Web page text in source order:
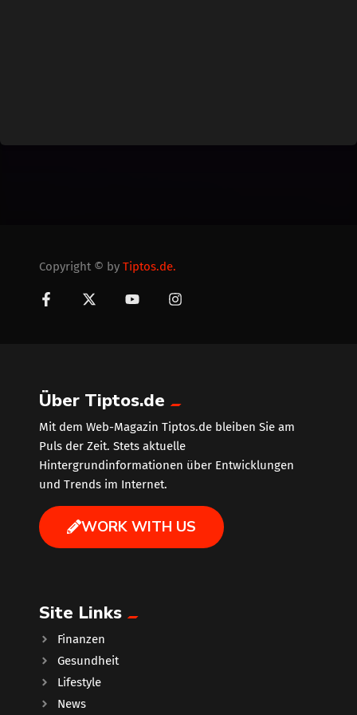
Copyright © by Tiptos.de.
Über Tiptos.de
Mit dem Web-Magazin Tiptos.de bleiben Sie am
Puls der Zeit. Stets aktuelle
Hintergrundinformationen über Entwicklungen
und Trends im Internet.
WORK WITH US
Site Links
Finanzen
Gesundheit
Lifestyle
News